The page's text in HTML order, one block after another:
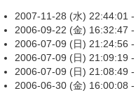
2007-11-28 (水) 22:44:01 -
2006-09-22 (金) 16:32:47 -
2006-07-09 (日) 21:24:56 -
2006-07-09 (日) 21:09:19 -
2006-07-09 (日) 21:08:49 -
2006-06-30 (金) 16:00:08 -